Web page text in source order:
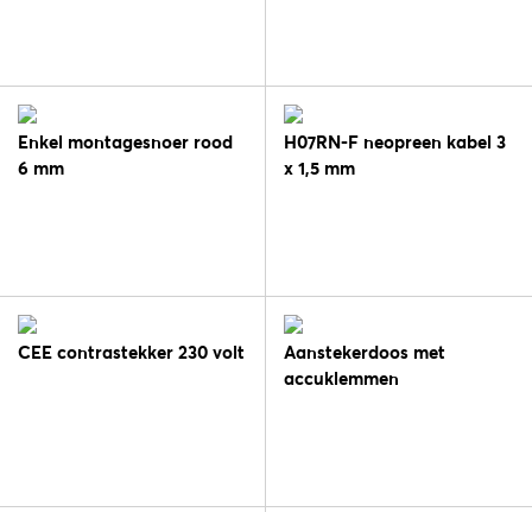
Enkel montagesnoer rood
6 mm
H07RN-F neopreen kabel 3
x 1,5 mm
CEE contrastekker 230 volt
Aanstekerdoos met
accuklemmen